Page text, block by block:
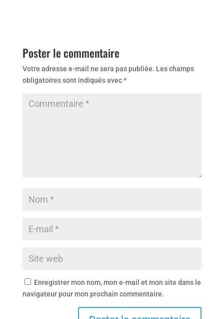
Poster le commentaire
Votre adresse e-mail ne sera pas publiée. Les champs
obligatoires sont indiqués avec*
Enregistrer mon nom, mon e-mail et mon site dans le
navigateur pour mon prochain commentaire.